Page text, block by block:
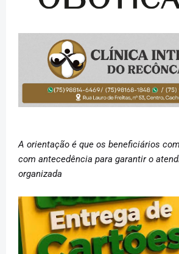
A orientação é que os beneficiários
com antecedência para garantir o
organizada